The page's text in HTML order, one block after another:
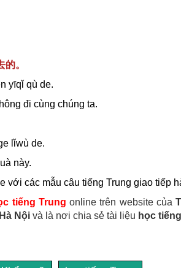
。
yīqǐ qù de.
đi cùng chúng ta.
lǐwù de.
này.
với các mẫu câu tiếng Trung giao tiếp
tiếng Trung online trên website của
Nộivà là nơi chia sẻ tài liệu học